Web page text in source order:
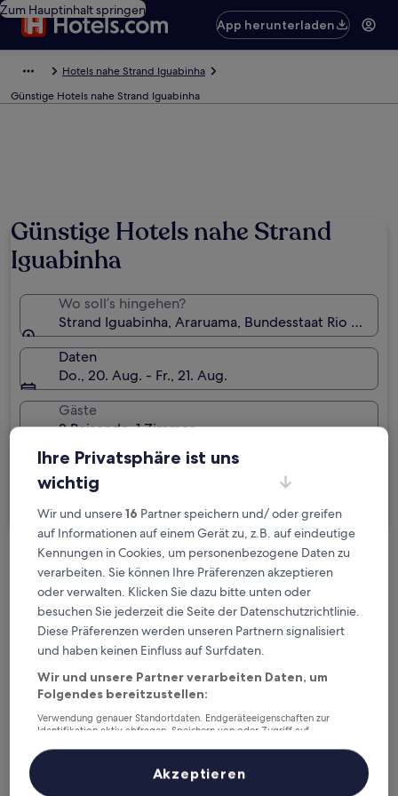
Zum Hauptinhalt springen
App herunterladen
Hotels nahe Strand Iguabinha
Günstige Hotels nahe Strand Iguabinha
Günstige Hotels nahe Strand
Iguabinha
Wo soll’s hingehen?
Strand Iguabinha, Araruama, Bundesstaat Rio de
Daten
Do., 20. Aug. - Fr., 21. Aug.
Gäste
2 Reisende, 1 Zimmer
Ich reise geschäftlich
Kostenlose Stornierung bei
Planänderungen
Verdiene Prämien für jede
wahrgenommene Übernachtung
Mehr sparen mit Preisen für Mitglieder
Überprüfe die Preise für diese Daten
Ihre Privatsphäre ist uns
wichtig
Wir und unsere16 Partner speichern und/ oder greifen
auf Informationen auf einem Gerät zu, z.B. auf eindeutige
Kennungen in Cookies, um personenbezogene Daten zu
verarbeiten. Sie können Ihre Präferenzen akzeptieren
oder verwalten. Klicken Sie dazu bitte unten oder
besuchen Sie jederzeit die Seite der Datenschutzrichtlinie.
Diese Präferenzen werden unseren Partnern signalisiert
und haben keinen Einfluss auf Surfdaten.
Wir und unsere Partner verarbeiten Daten, um
Folgendes bereitzustellen:
Verwendung genauer Standortdaten. Endgeräteeigenschaften zur
Identifikation aktiv abfragen. Speichern von oder Zugriff auf
Inhalte, Messung von Werbeleistung und der Performance von Inhalten,
Zielgruppenforschung sowie Entwicklung und Verbesserung von
Akzeptieren